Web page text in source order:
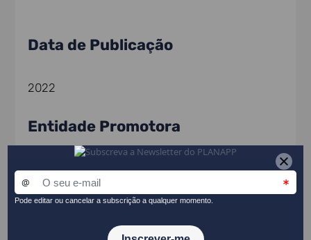
Data de Publicação
2022
Entidade Promotora
Programa Operacional Assistência Técnica (POAT)